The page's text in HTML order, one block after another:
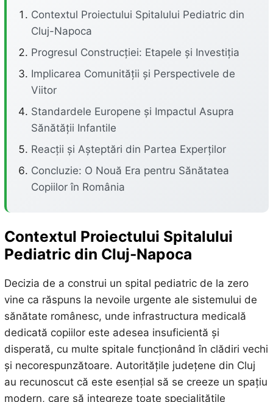
Contextul Proiectului Spitalului Pediatric din
Cluj-Napoca
Progresul Construcției: Etapele și Investiția
Implicarea Comunității și Perspectivele de
Viitor
Standardele Europene și Impactul Asupra
Sănătății Infantile
Reacții și Așteptări din Partea Experților
Concluzie: O Nouă Era pentru Sănătatea
Copiilor în România
Contextul Proiectului Spitalului
Pediatric din Cluj-Napoca
Decizia de a construi un spital pediatric de la zero
vine ca răspuns la nevoile urgente ale sistemului de
sănătate românesc, unde infrastructura medicală
dedicată copiilor este adesea insuficientă și
disperată, cu multe spitale funcționând în clădiri vechi
și necorespunzătoare. Autoritățile județene din Cluj
au recunoscut că este esențial să se creeze un spațiu
modern, care să integreze toate specialitățile